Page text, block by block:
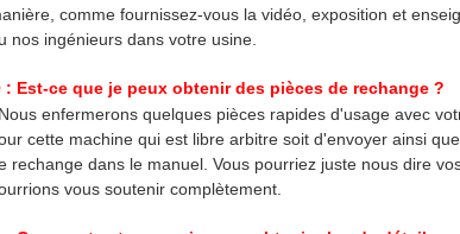
comme fournissez-vous la vidéo, exposition et
nos ingénieurs dans votre usine.
: Est-ce que je peux obtenir des pièces de rechange ?
enfermerons quelques pièces rapides d'usage avec
cette machine qui est libre arbitre soit d'envoyer ainsi
rechange dans le manuel. Vous pourriez juste nous dire
vous soutenir complètement.